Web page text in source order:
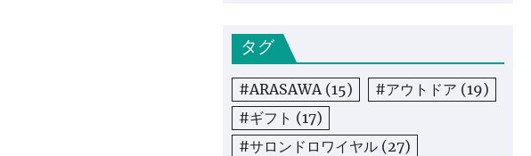
タグ
#ARASAWA(15) #アウトドア (19)
#ギフト (17)
#サロンドロワイヤル (27)